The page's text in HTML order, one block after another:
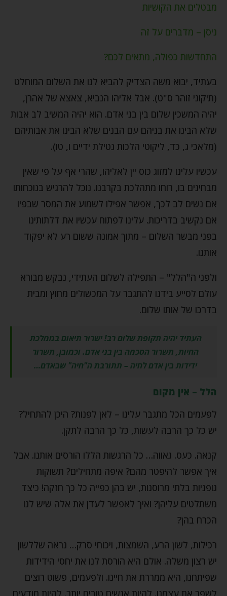
מבטלים את הקושיות
ניסן – מדברים על זה
התחדשות כפולה, מתאים לכם?
בעתיד, יבוא משה הצדיק להביא לנו את השלום המוחלט
(תיקוני זוהר ס"ט). אבל אליהו הנביא, צאצא של אהרן,
יהיה המשכין שלום בין בני אדם. הוא יהיה המשיב לב אבות
שלא הבינו את בניהם עם הבנים שלא הבינו את אבותיהם
(מלאכי ג, כד, ליקוטי הלכות נטילת ידיים ו, טו).
עכשיו עלינו למזוג כוס יין לאליהו, שהרי אף על פי שאין
מבחינים בו, רוחו מתהלכת בקרבנו. נוכל להרגיש בנוכחותו
אם נשים לב לכך, אפשר אפילו לשמוע את המסר שבפיו
אם נקשיב בדריכות. עלינו לפתוח עכשיו את דלתותינו
בפני מבשר השלום – מתוך אמונה ששום רע לא יפקוד
אותנו.
ולפני ה"הלל" – התפילה לשלום העתידי, נבקש מבורא
עולם לסייע בידנו להתגבר על המכשולים מחוץ ומבית
בדרכו של אותו שלום.
העתיד יהיה תקופת שלום רב! ישרור תיאום בממלכת
החיות, תשרור הסכמה בין בני אדם. וכמובן, תשרור
ידידות בין אדם לחיה – תתורבת ה"חיה" שבאדם…
הלל – אין מקום
לפעמים הכל מתגבר עלינו – לאן לפנות? היכן להתחיל?
יש כל כך הרבה לעשות, כל כך הרבה לתקן.
קנאה. כעס. גאווה… כל הרגשות הללו הורסים אותנו. אבל
איך אפשר להיפטר מהם? איפה מתחילים? תשוקות
גופניות בלתי מרוסנות, יש בהן כפייה כל כך חזקה! כיצד
משתלטים עליהן? ואיך לאפשר לעדן את אלה שיש לנו
הכרח בהן?
רכילות, לשון הרע, השמצות, ויכוחי סרק… נראה שללשון
יש רצון משלה. אולם היא הורסת לנו את יחסי הידידות
שפיתחנו, היא ממררת את חיינו. ולפעמים, פשוט רוצים
לשפר את עצמנו. להיות אנשים טובים יותר. להיות מודעים